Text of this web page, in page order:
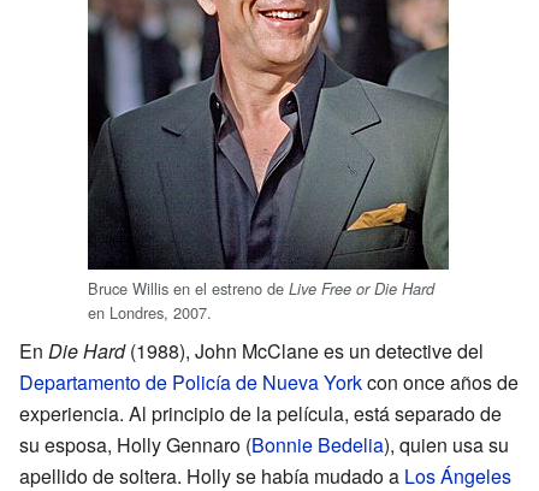
Bruce Willis en el estreno de Live Free or Die Hard
en Londres, 2007.
En Die Hard(1988), John McClane es un detective del
Departamento de Policía de Nueva Yorkcon once años de
experiencia. Al principio de la película, está separado de
su esposa, Holly Gennaro (Bonnie Bedelia), quien usa su
apellido de soltera. Holly se había mudado a Los Ángeles